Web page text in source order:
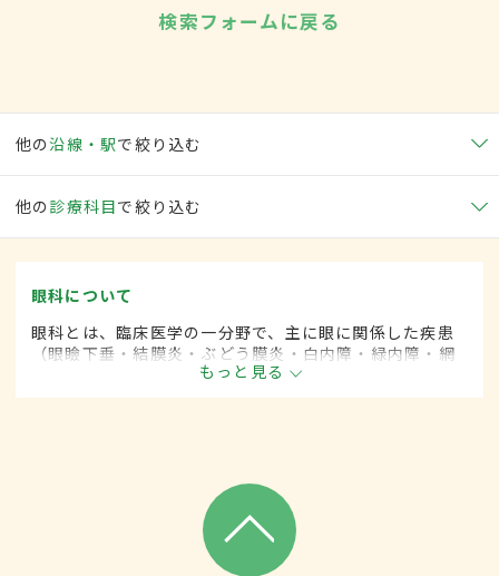
検索フォームに戻る
他の沿線・駅で絞り込む
他の 診療科目で絞り込む
眼科について
眼科とは、臨床医学の一分野で、主に眼に関係した疾患
（眼瞼下垂・結膜炎・ぶどう膜炎・白内障・緑内障・網
膜剥離など）を専門的に取り扱います。
もっと見る